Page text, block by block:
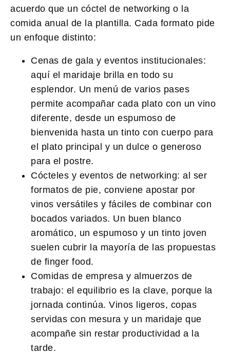
acuerdo que un cóctel de networking o la
comida anual de la plantilla. Cada formato pide
un enfoque distinto:
Cenas de gala y eventos institucionales:
aquí el maridaje brilla en todo su
esplendor. Un menú de varios pases
permite acompañar cada plato con un vino
diferente, desde un espumoso de
bienvenida hasta un tinto con cuerpo para
el plato principal y un dulce o generoso
para el postre.
Cócteles y eventos de networking: al ser
formatos de pie, conviene apostar por
vinos versátiles y fáciles de combinar con
bocados variados. Un buen blanco
aromático, un espumoso y un tinto joven
suelen cubrir la mayoría de las propuestas
de finger food.
Comidas de empresa y almuerzos de
trabajo: el equilibrio es la clave, porque la
jornada continúa. Vinos ligeros, copas
servidas con mesura y un maridaje que
acompañe sin restar productividad a la
tarde.